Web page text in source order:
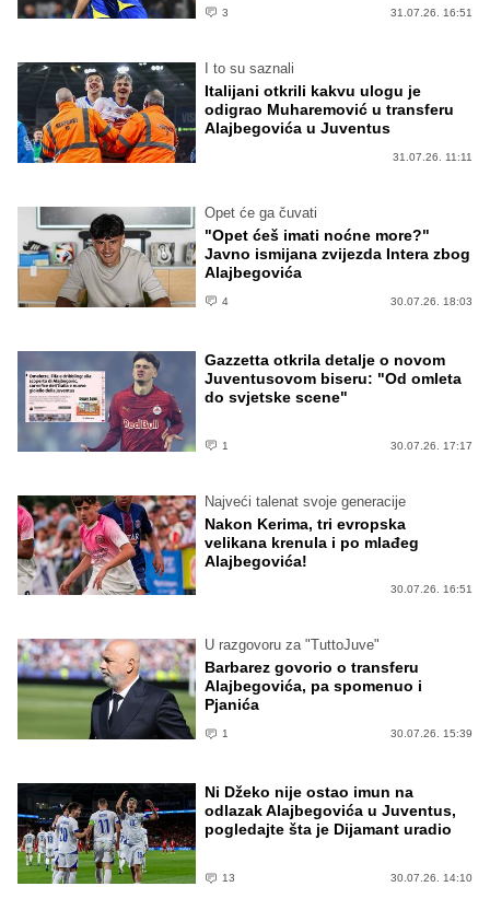
3 31.07.26. 16:51
I to su saznali
Italijani otkrili kakvu ulogu je
odigrao Muharemović u transferu
Alajbegovića u Juventus
31.07.26. 11:11
Opet će ga čuvati
"Opet ćeš imati noćne more?"
Javno ismijana zvijezda Intera zbog
Alajbegovića
4 30.07.26. 18:03
Gazzetta otkrila detalje o novom
Juventusovom biseru: "Od omleta
do svjetske scene"
1 30.07.26. 17:17
Najveći talenat svoje generacije
Nakon Kerima, tri evropska
velikana krenula i po mlađeg
Alajbegovića!
30.07.26. 16:51
U razgovoru za "TuttoJuve"
Barbarez govorio o transferu
Alajbegovića, pa spomenuo i
Pjanića
1 30.07.26. 15:39
Ni Džeko nije ostao imun na
odlazak Alajbegovića u Juventus,
pogledajte šta je Dijamant uradio
13 30.07.26. 14:10